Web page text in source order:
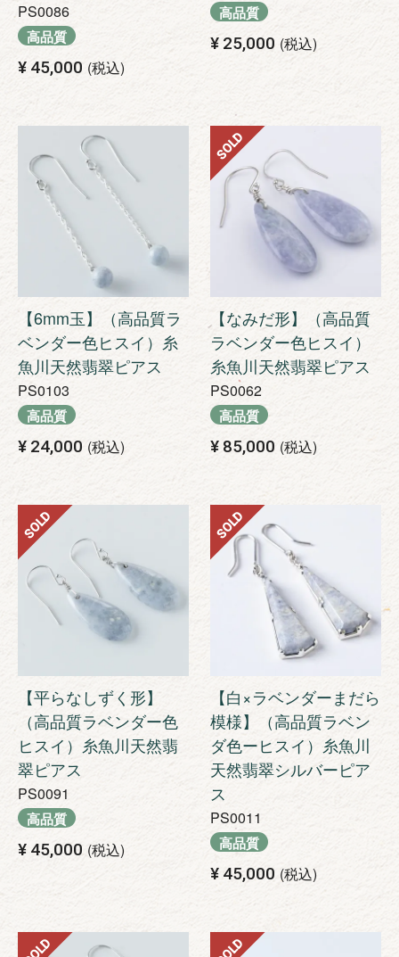
PS0086
高品質
¥ 45,000 税込
高品質
¥ 25,000 税込
【6mm玉】（高品質ラ
ベンダー色ヒスイ）糸
魚川天然翡翠ピアス
PS0103
高品質
¥ 24,000 税込
【なみだ形】（高品質
ラベンダー色ヒスイ）
糸魚川天然翡翠ピアス
PS0062
高品質
¥ 85,000 税込
SOLD
【平らなしずく形】
（高品質ラベンダー色
ヒスイ）糸魚川天然翡
翠ピアス
PS0091
高品質
¥ 45,000 税込
SOLD
【白×ラベンダーまだら
模様】（高品質ラベン
ダ色ーヒスイ）糸魚川
天然翡翠シルバーピア
ス
PS0011
高品質
¥ 45,000 税込
SOLD